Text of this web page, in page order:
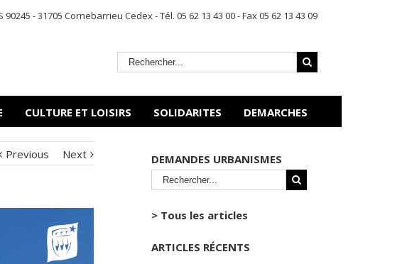
- 31705 Cornebarrieu Cedex - Tél. 05 62 13 43 00 - Fax 05 62 13 43 09
CULTURE ET LOISIRS SOLIDARITES DEMARCHES
Previous Next DEMANDES URBANISMES
> Tous les articles
ARTICLES RÉCENTS